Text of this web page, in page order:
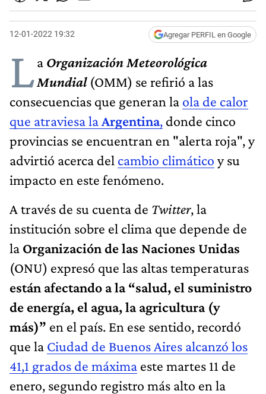
12-01-2022 19:32 Agregar PERFIL en Google
La Organización Meteorológica
Mundial (OMM) se refirió a las
consecuencias que generan la ola de calor
que atraviesa laArgentina, donde cinco
provincias se encuentran en "alerta roja", y
advirtió acerca del cambio climático y su
impacto en este fenómeno.
A través de su cuenta de Twitter, la
institución sobre el clima que depende de
la Organización de las Naciones Unidas
(ONU) expresó que las altas temperaturas
están afectando a la “salud, el suministro
de energía, el agua, la agricultura (y
más)” en el país. En ese sentido, recordó
que la Ciudad de Buenos Aires alcanzó los
41,1 grados de máxima este martes 11 de
enero, segundo registro más alto en la